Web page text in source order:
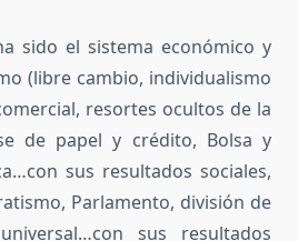
sido el sistema económico y
(libre cambio, individualismo
resortes ocultos de la
de papel y crédito, Bolsa y
sus resultados sociales,
Parlamento, división de
sus resultados